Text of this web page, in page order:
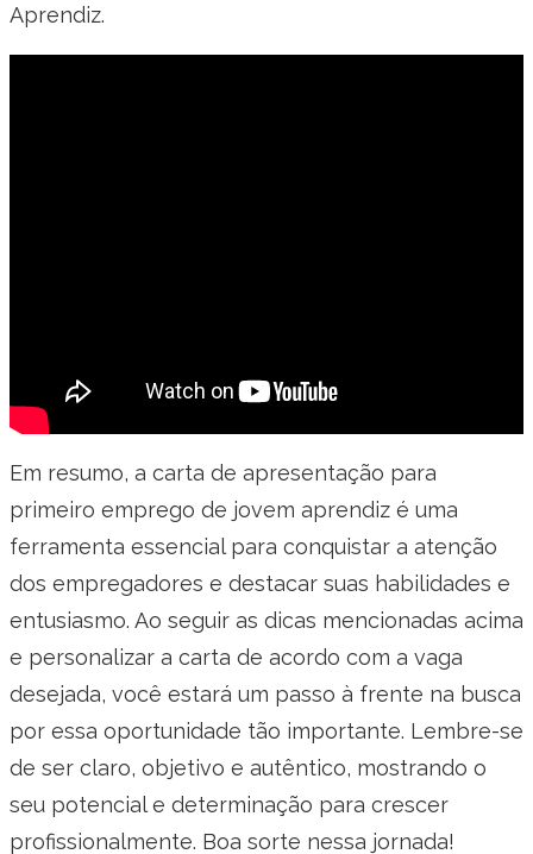
Aprendiz.
Em resumo, a carta de apresentação para
primeiro emprego de jovem aprendiz é uma
ferramenta essencial para conquistar a atenção
dos empregadores e destacar suas habilidades e
entusiasmo. Ao seguir as dicas mencionadas acima
e personalizar a carta de acordo com a vaga
desejada, você estará um passo à frente na busca
por essa oportunidade tão importante. Lembre-se
de ser claro, objetivo e autêntico, mostrando o
seu potencial e determinação para crescer
profissionalmente. Boa sorte nessa jornada!